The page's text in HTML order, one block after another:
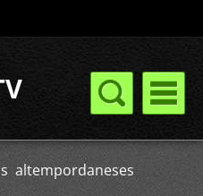
altempordaneses